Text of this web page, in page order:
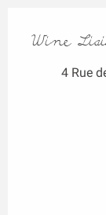
Wine
4 Rue